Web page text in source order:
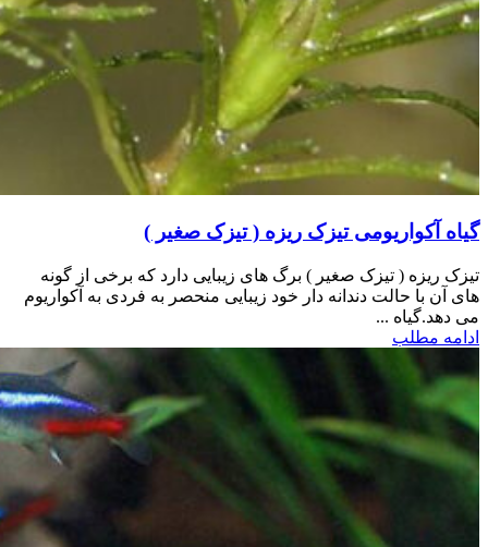
گیاه آکواریومی تیزک ریزه ( تیزک صغیر )
تیزک ریزه ( تیزک صغیر ) برگ های زیبایی دارد که برخی از گونه
های آن با حالت دندانه دار خود زیبایی منحصر به فردی به آکواریوم
می دهد.گیاه ...
ادامه مطلب